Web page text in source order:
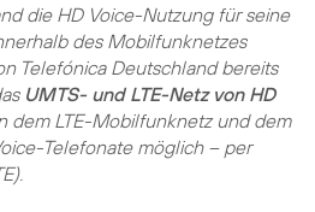
die HD Voice-Nutzung für seine
des Mobilfunknetzes
Telefónica Deutschland bereits
UMTS- und LTE-Netz von HD
dem LTE-Mobilfunknetz und dem
Telefonate möglich – per